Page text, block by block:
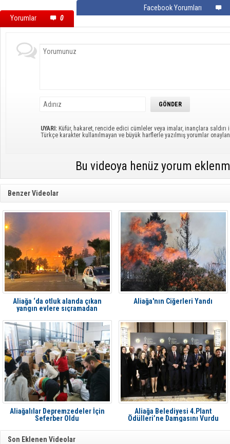
Yorumlar 0
Facebook Yorumları
UYARI: Küfür, hakaret, rencide edici cümleler veya imalar, inançlara saldırı
Türkçe karakter kullanılmayan ve büyük harflerle yazılmış yorumlar
Bu videoya henüz yorum
Benzer Videolar
Aliağa ‘da otluk alanda çıkan
yangın evlere sıçramadan
Aliağa'nın Ciğerleri Yandı
Aliağalılar Depremzedeler İçin
Seferber Oldu
Aliağa Belediyesi 4.Plant
Ödülleri’ne Damgasını Vurdu
Son Eklenen Videolar